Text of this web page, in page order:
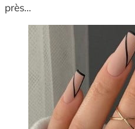
près…